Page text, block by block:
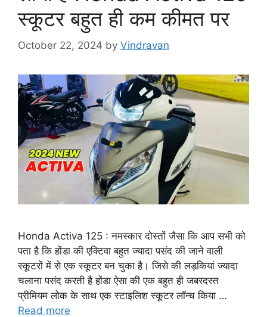
स्कूटर बहुत ही कम कीमत पर
October 22, 2024 by Vindravan
Honda Activa 125 : नमस्कार दोस्तों जैसा कि आप सभी को
पता है कि होंडा की एक्टिवा बहुत ज्यादा पसंद की जाने वाली
स्कूटरों में से एक स्कूटर बन चुका है। जिसे की लड़कियां ज्यादा
चलाना पसंद करती है होंडा ऐसा की एक बहुत ही जबरदस्त
प्रीमियम लोक के साथ एक स्टाइलिश स्कूटर लॉन्च किया …
Read more